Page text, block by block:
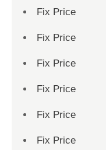
Fix Price
Fix Price
Fix Price
Fix Price
Fix Price
Fix Price